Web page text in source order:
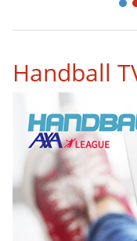
1
Handball